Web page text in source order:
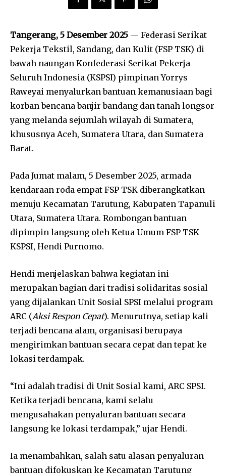
Tangerang, 5 Desember 2025 — Federasi Serikat
Pekerja Tekstil, Sandang, dan Kulit (FSP TSK) di
bawah naungan Konfederasi Serikat Pekerja
Seluruh Indonesia (KSPSI) pimpinan Yorrys
Raweyai menyalurkan bantuan kemanusiaan bagi
korban bencana banjir bandang dan tanah longsor
yang melanda sejumlah wilayah di Sumatera,
khususnya Aceh, Sumatera Utara, dan Sumatera
Barat.
Pada Jumat malam, 5 Desember 2025, armada
kendaraan roda empat FSP TSK diberangkatkan
menuju Kecamatan Tarutung, Kabupaten Tapanuli
Utara, Sumatera Utara. Rombongan bantuan
dipimpin langsung oleh Ketua Umum FSP TSK
KSPSI, Hendi Purnomo.
Hendi menjelaskan bahwa kegiatan ini
merupakan bagian dari tradisi solidaritas sosial
yang dijalankan Unit Sosial SPSI melalui program
ARC (Aksi Respon Cepat). Menurutnya, setiap kali
terjadi bencana alam, organisasi berupaya
mengirimkan bantuan secara cepat dan tepat ke
lokasi terdampak.
“Ini adalah tradisi di Unit Sosial kami, ARC SPSI.
Ketika terjadi bencana, kami selalu
mengusahakan penyaluran bantuan secara
langsung ke lokasi terdampak,” ujar Hendi.
Ia menambahkan, salah satu alasan penyaluran
bantuan difokuskan ke Kecamatan Tarutung